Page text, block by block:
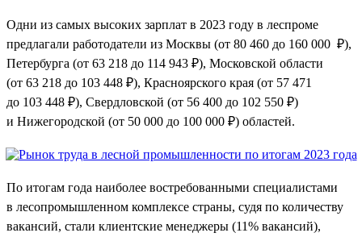
Одни из самых высоких зарплат в 2023 году в леспроме
предлагали работодатели из Москвы (от 80 460 до 160 000 ₽),
Петербурга (от 63 218 до 114 943 ₽), Московской области
(от 63 218 до 103 448 ₽), Красноярского края (от 57 471
до 103 448 ₽), Свердловской (от 56 400 до 102 550 ₽)
и Нижегородской (от 50 000 до 100 000 ₽) областей.
По итогам года наиболее востребованными специалистами
в лесопромышленном комплексе страны, судя по количеству
вакансий, стали клиентские менеджеры (11% вакансий),